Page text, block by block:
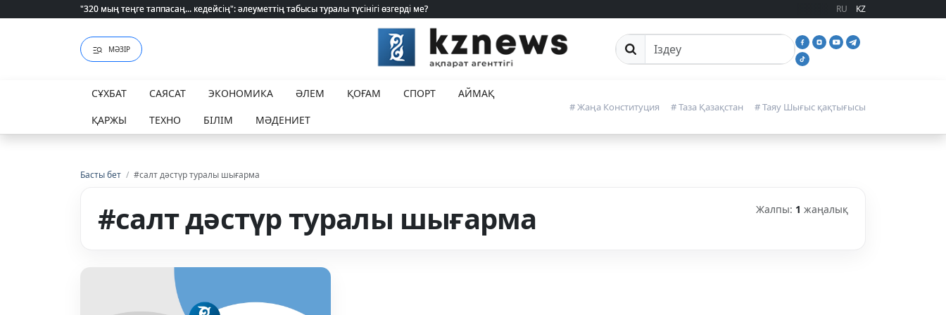
"320 мың теңге таппасаң... кедейсің": әлеуметтің табысы туралы түсінігі өзгерді ме?
"320 мың теңге таппасаң... кедейсің": әлеуметтің табысы туралы түсінігі өзгерді ме? RU KZ
МӘЗІР Сайттан іздеу
СҰХБАТ САЯСАТ ЭКОНОМИКА ӘЛЕМ ҚОҒАМ СПОРТ
АЙМАҚ
ҚАРЖЫ
ТЕХНО БІЛІМ МӘДЕНИЕТ
# Жаңа Конституция # Таза Қазақстан # Таяу Шығыс қақтығысы
Басты бет / #салт дəстүр туралы шығарма
#салт дəстүр туралы шығарма Жалпы: 1 жаңалық